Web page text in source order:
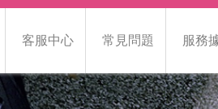
客服中心 常見問題 服務